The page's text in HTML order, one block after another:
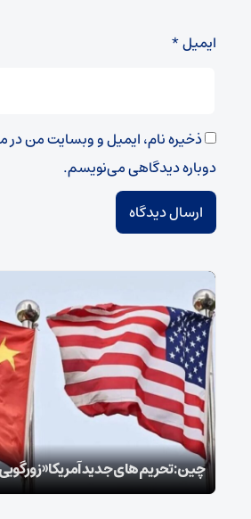
ایمیل*
ذخیره نام، ایمیل و وبسایت من در
دوباره دیدگاهی می‌نویسم.
چین: تحریم‌های جدید آمریکا